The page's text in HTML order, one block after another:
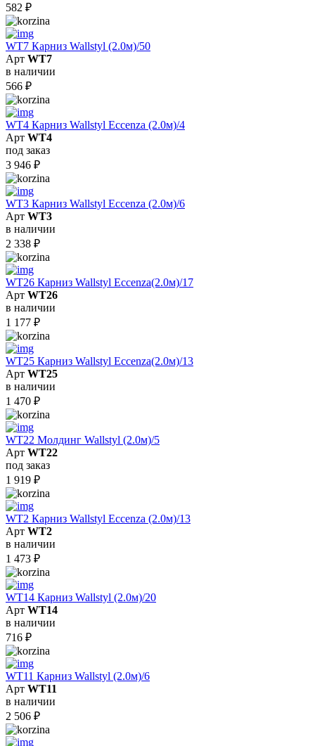
582 ₽
WT7 Карниз Wallstyl (2.0м)/50
Арт WT7
в наличии
566 ₽
WT4 Карниз Wallstyl Eccenza (2.0м)/4
Арт WT4
под заказ
3 946 ₽
WT3 Карниз Wallstyl Eccenza (2.0м)/6
Арт WT3
в наличии
2 338 ₽
WT26 Карниз Wallstyl Eccenza(2.0м)/17
Арт WT26
в наличии
1 177 ₽
WT25 Карниз Wallstyl Eccenza(2.0м)/13
Арт WT25
в наличии
1 470 ₽
WT22 Молдинг Wallstyl (2.0м)/5
Арт WT22
под заказ
1 919 ₽
WT2 Карниз Wallstyl Eccenza (2.0м)/13
Арт WT2
в наличии
1 473 ₽
WT14 Карниз Wallstyl (2.0м)/20
Арт WT14
в наличии
716 ₽
WT11 Карниз Wallstyl (2.0м)/6
Арт WT11
в наличии
2 506 ₽